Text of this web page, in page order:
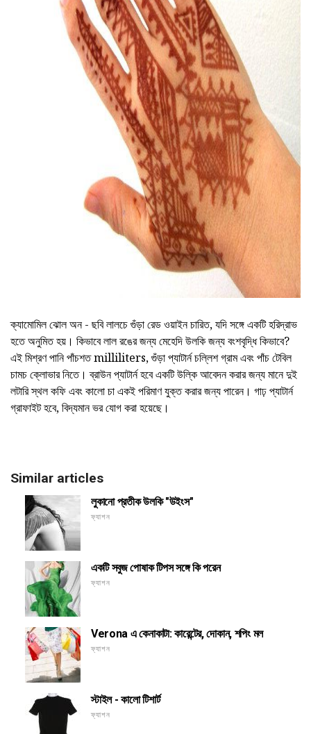
ad
ক্যামোমিল ঝোল অন - ছবি লালচে গুঁড়া রেড ওয়াইন চারিত, যদি সঙ্গে একটি হরিদ্রাভ
হতে অনুমিত হয়। কিভাবে লাল রঙের জন্য মেহেদি উলকি জন্য বংশবৃদ্ধি কিভাবে?
এই মিশ্রণ পানি পাঁচশত milliliters, গুঁড়া প্যাটার্ন চল্লিশ গ্রাম এবং পাঁচ টেবিল
চামচ ক্লোভার নিতে। ব্রাউন প্যাটার্ন হবে একটি উল্কি আবেদন করার জন্য মানে দুই
লটারি স্থল কফি এবং কালো চা একই পরিমাণ যুক্ত করার জন্য পারেন। গাঢ় প্যাটার্ন
গ্রাফাইট হবে, বিদ্যমান ভর যোগ করা হয়েছে।
Similar articles
লুকানো প্রতীক উলকি "উইংস"
ফ্যাশন
একটি সবুজ পোষাক টিপস সঙ্গে কি পরেন
ফ্যাশন
Verona এ কেনাকাটা: কারেন্টের, দোকান, শপিং মল
ফ্যাশন
স্টাইল - কালো টিশার্ট
ফ্যাশন